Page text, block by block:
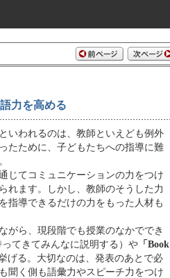
力を高める
いわれるのは、教師といえども例外
たために、子どもたちへの指導に難
じてコミュニケーションの力をつけ
れます。しかし、教師のそうした力
指導できるだけの力をもった人材も
がら、現段階でも授業のなかででき
ってきてみんなに説明する）や 「Book
げる。大切なのは、発表のあとで必
聞く側も語彙力やスピーチ力をつけ